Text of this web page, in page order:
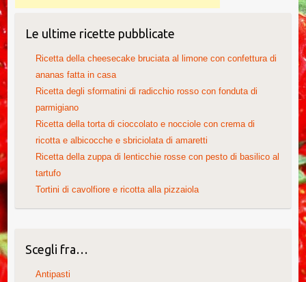
Le ultime ricette pubblicate
Ricetta della cheesecake bruciata al limone con confettura di
ananas fatta in casa
Ricetta degli sformatini di radicchio rosso con fonduta di
parmigiano
Ricetta della torta di cioccolato e nocciole con crema di
ricotta e albicocche e sbriciolata di amaretti
Ricetta della zuppa di lenticchie rosse con pesto di basilico al
tartufo
Tortini di cavolfiore e ricotta alla pizzaiola
Scegli fra…
Antipasti